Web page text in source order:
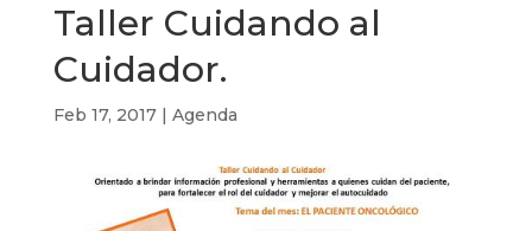
Taller Cuidando al
Cuidador.
Feb 17, 2017| Agenda